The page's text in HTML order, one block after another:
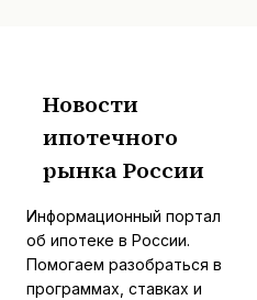
Новости
ипотечного
рынка России
Информационный портал
об ипотеке в России.
Помогаем разобраться в
программах, ставках и